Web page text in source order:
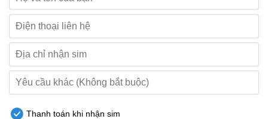
Thanh toán khi nhận sim